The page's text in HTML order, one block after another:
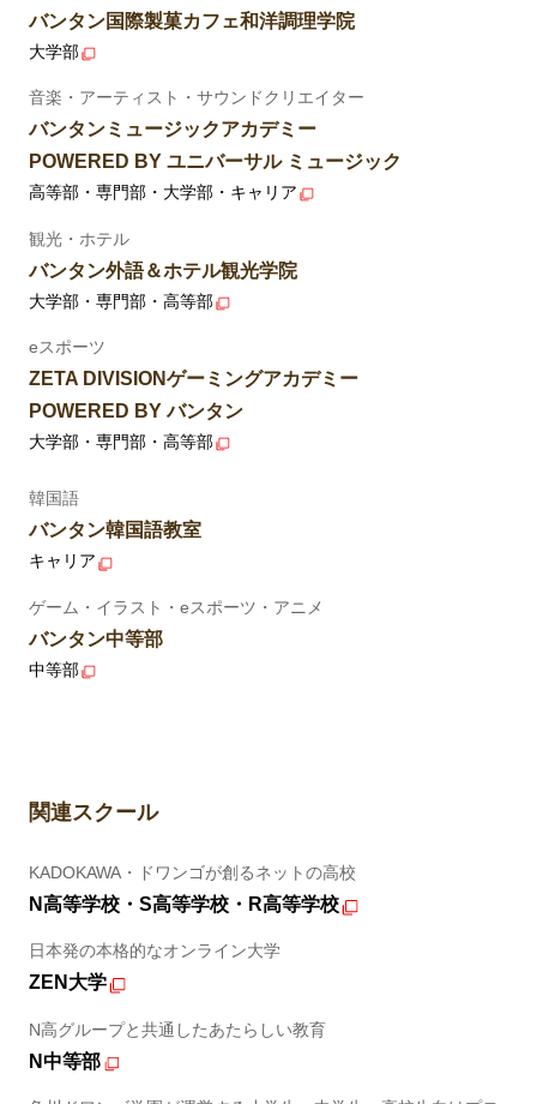
バンタン国際製菓カフェ和洋調理学院
大学部
音楽・アーティスト・サウンドクリエイター
バンタンミュージックアカデミー
POWERED BY ユニバーサル ミュージック
高等部・専門部・大学部・キャリア
観光・ホテル
バンタン外語＆ホテル観光学院
大学部・専門部・高等部
eスポーツ
ZETA DIVISIONゲーミングアカデミー
POWERED BY バンタン
大学部・専門部・高等部
韓国語
バンタン韓国語教室
キャリア
ゲーム・イラスト・eスポーツ・アニメ
バンタン中等部
中等部
関連スクール
KADOKAWA・ドワンゴが創るネットの高校
N高等学校・S高等学校・R高等学校
日本発の本格的なオンライン大学
ZEN大学
N高グループと共通したあたらしい教育
N中等部